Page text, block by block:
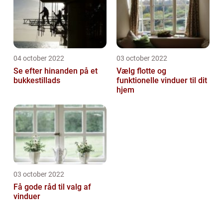
04 october 2022
Se efter hinanden på et
bukkestillads
03 october 2022
Vælg flotte og
funktionelle vinduer til dit
hjem
03 october 2022
Få gode råd til valg af
vinduer